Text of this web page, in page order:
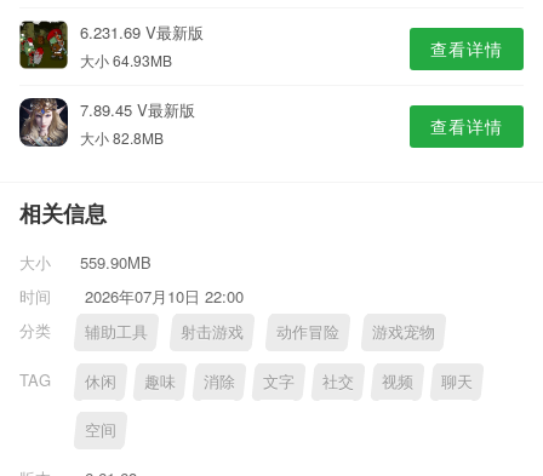
6.231.69 V最新版
大小 64.93MB 查看详情
7.89.45 V最新版
大小 82.8MB 查看详情
相关信息
大小
559.90MB
时间
2026年07月10日 22:00
分类
辅助工具 射击游戏 动作冒险 游戏宠物
TAG 休闲 趣味 消除 文字 社交 视频 聊天
空间